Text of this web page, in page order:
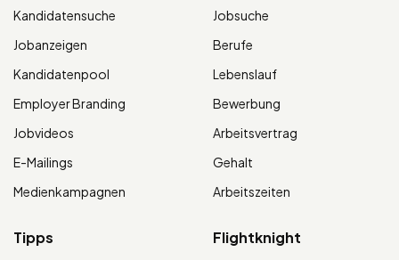
Kandidatensuche
Jobanzeigen
Kandidatenpool
Employer Branding
Jobvideos
E-Mailings
Medienkampagnen
Jobsuche
Berufe
Lebenslauf
Bewerbung
Arbeitsvertrag
Gehalt
Arbeitszeiten
Tipps Flightknight